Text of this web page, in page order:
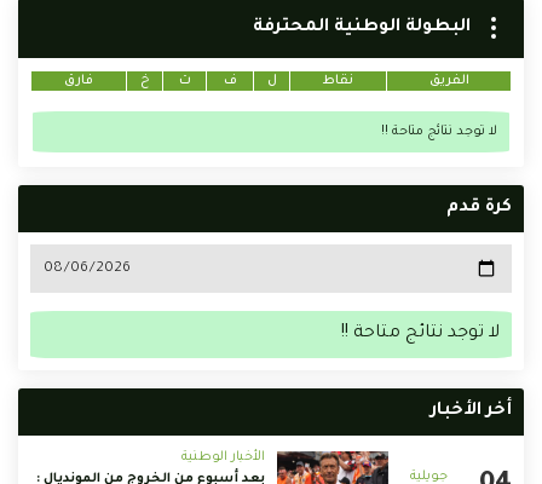
البطولة الوطنية المحترفة
الفريق نقاط ل ف ت خ فارق
لا توجد نتائج متاحة !!
كرة قدم
لا توجد نتائج متاحة !!
أخر الأخبار
الأخبار الوطنية
بعد أسبوع من الخروج من المونديال :